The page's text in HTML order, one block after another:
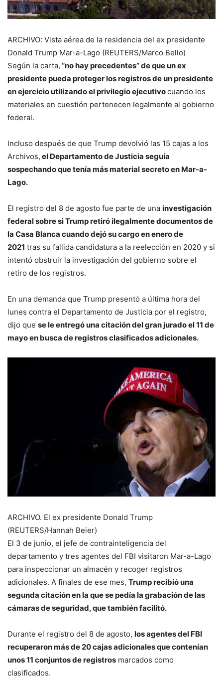
ARCHIVO: Vista aérea de la residencia del ex presidente
Donald Trump Mar-a-Lago (REUTERS/Marco Bello)
Según la carta, “no hay precedentes” de que un ex
presidente pueda proteger los registros de un presidente
en ejercicio utilizando el privilegio ejecutivocuando los
materiales en cuestión pertenecen legalmente al gobierno
federal.
Incluso después de que Trump devolvió las 15 cajas a los
Archivos, el Departamento de Justicia seguía
sospechando que tenía más material secreto en Mar-a-
Lago.
El registro del 8 de agosto fue parte de una investigación
federal sobre si Trump retiró ilegalmente documentos de
la Casa Blanca cuando dejó su cargo en enero de
2021 tras su fallida candidatura a la reelección en 2020 y si
intentó obstruir la investigación del gobierno sobre el
retiro de los registros.
En una demanda que Trump presentó a última hora del
lunes contra el Departamento de Justicia por el registro,
dijo que se le entregó una citación del gran jurado el 11 de
mayo en busca de registros clasificados adicionales.
ARCHIVO. El ex presidente Donald Trump
(REUTERS/Hannah Beier)
El 3 de junio, el jefe de contrainteligencia del
departamento y tres agentes del FBI visitaron Mar-a-Lago
para inspeccionar un almacén y recoger registros
adicionales. A finales de ese mes, Trump recibió una
segunda citación en la que se pedía la grabación de las
cámaras de seguridad, que también facilitó.
Durante el registro del 8 de agosto, los agentes del FBI
recuperaron más de 20 cajas adicionales que contenían
unos 11 conjuntos de registros marcados como
clasificados.